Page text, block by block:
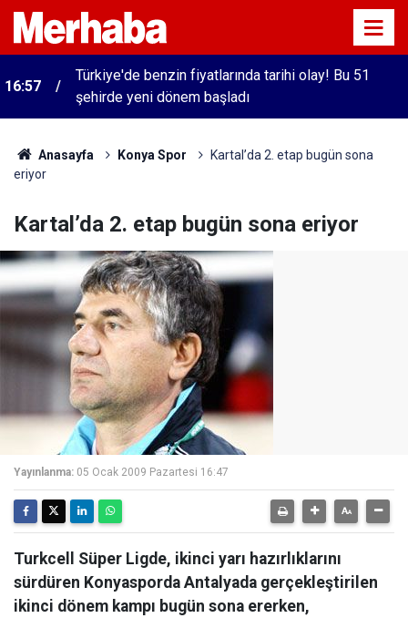
16:57
Türkiye'de benzin fiyatlarında tarihi olay! Bu 51
şehirde yeni dönem başladı
Anasayfa Konya Spor
Kartal’da 2. etap bugün sona
eriyor
Kartal’da 2. etap bugün sona eriyor
Yayınlanma: 05 Ocak 2009 Pazartesi 16:47
Turkcell Süper Ligde, ikinci yarı hazırlıklarını
sürdüren Konyasporda Antalyada gerçekleştirilen
ikinci dönem kampı bugün sona ererken,